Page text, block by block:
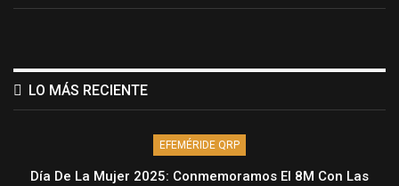
LO MÁS RECIENTE
EFEMÉRIDE QRP
Día De La Mujer 2025: Conmemoramos El 8M Con Las